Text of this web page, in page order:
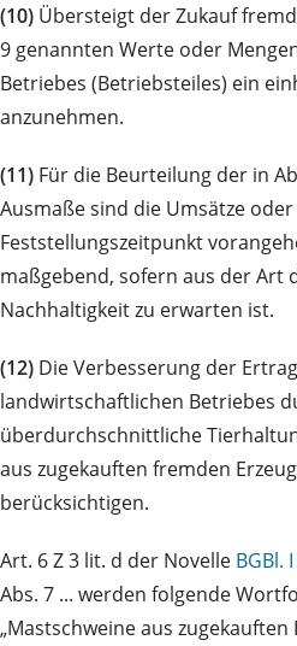
(10) Übersteigt der Zukauf
9 genannten Werte oder
Betriebes (Betriebsteiles) ein
anzunehmen.
(11) Für die Beurteilung der in
Ausmaße sind die Umsätze
Feststellungszeitpunkt
maßgebend, sofern aus der Art
Nachhaltigkeit zu erwarten ist.
(12) Die Verbesserung der
landwirtschaftlichen Betriebes
überdurchschnittliche
aus zugekauften fremden
berücksichtigen.
Art. 6 Z 3 lit. d der Novelle BGBl.
Abs. 7 ... werden folgende
„Mastschweine aus zugekauften